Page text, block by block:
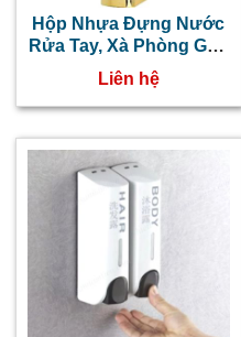
Hộp Nhựa Đựng Nước
Rửa Tay, Xà Phòng Gắn
Tường NT0218066
Liên hệ